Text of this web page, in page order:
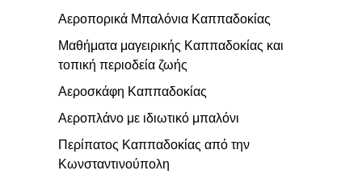
Αεροπορικά Μπαλόνια Καππαδοκίας
Μαθήματα μαγειρικής Καππαδοκίας και
τοπική περιοδεία ζωής
Αεροσκάφη Καππαδοκίας
Αεροπλάνο με ιδιωτικό μπαλόνι
Περίπατος Καππαδοκίας από την
Κωνσταντινούπολη